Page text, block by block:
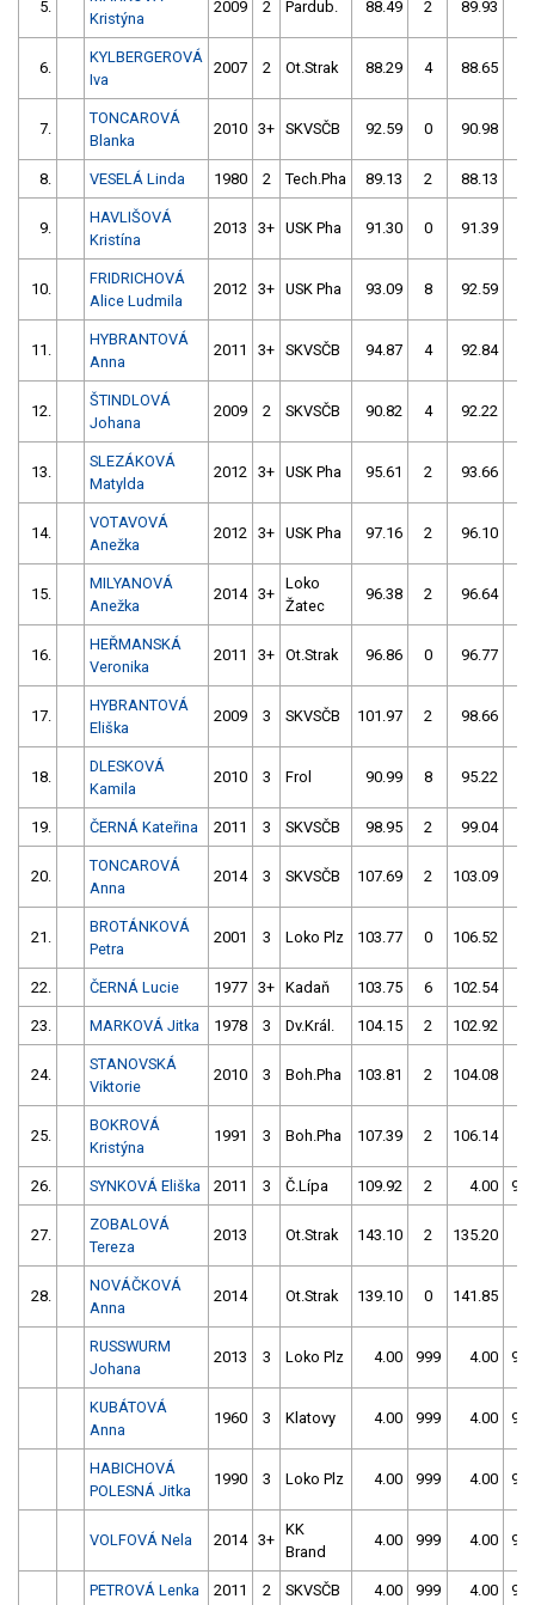
5.
Kristýna
2009 2 Pardub. 88.49 2 89.93
6.
KYLBERGEROVÁ
Iva
2007 2 Ot.Strak 88.29 4 88.65
7.
TONCAROVÁ
Blanka
2010 3+ SKVSČB 92.59 0 90.98
8. VESELÁ Linda 1980 2 Tech.Pha 89.13 2 88.13
9.
HAVLIŠOVÁ
Kristína
2013 3+ USK Pha 91.30 0 91.39
10.
FRIDRICHOVÁ
Alice Ludmila
2012 3+ USK Pha 93.09 8 92.59
11.
HYBRANTOVÁ
Anna
2011 3+ SKVSČB 94.87 4 92.84
12.
ŠTINDLOVÁ
Johana
2009 2 SKVSČB 90.82 4 92.22
13.
SLEZÁKOVÁ
Matylda
2012 3+ USK Pha 95.61 2 93.66
14.
VOTAVOVÁ
Anežka
2012 3+ USK Pha 97.16 2 96.10
15.
MILYANOVÁ
Anežka
2014 3+
Loko
Žatec
96.38 2 96.64
16.
HEŘMANSKÁ
Veronika
2011 3+ Ot.Strak 96.86 0 96.77
17.
HYBRANTOVÁ
Eliška
2009 3 SKVSČB 101.97 2 98.66
18.
DLESKOVÁ
Kamila
2010 3 Frol 90.99 8 95.22
19. ČERNÁ Kateřina 2011 3 SKVSČB 98.95 2 99.04
20.
TONCAROVÁ
Anna
2014 3 SKVSČB 107.69 2 103.09
21.
BROTÁNKOVÁ
Petra
2001 3 Loko Plz 103.77 0 106.52
22. ČERNÁ Lucie 1977 3+ Kadaň 103.75 6 102.54
23. MARKOVÁ Jitka 1978 3 Dv.Král. 104.15 2 102.92
24.
STANOVSKÁ
Viktorie
2010 3 Boh.Pha 103.81 2 104.08
25.
BOKROVÁ
Kristýna
1991 3 Boh.Pha 107.39 2 106.14
26. SYNKOVÁ Eliška 2011 3 Č.Lípa 109.92 2 4.00 999
27.
ZOBALOVÁ
Tereza
2013 Ot.Strak 143.10 2 135.20
28.
NOVÁČKOVÁ
Anna
2014 Ot.Strak 139.10 0 141.85
RUSSWURM
Johana
2013 3 Loko Plz 4.00 999 4.00 999
KUBÁTOVÁ
Anna
1960 3 Klatovy 4.00 999 4.00 999
HABICHOVÁ
POLESNÁ Jitka
1990 3 Loko Plz 4.00 999 4.00 999
VOLFOVÁ Nela 2014 3+
KK
Brand
4.00 999 4.00 999
PETROVÁ Lenka 2011 2 SKVSČB 4.00 999 4.00 999